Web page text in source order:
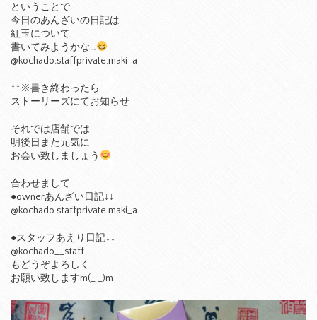
ということで
今日のあんざいの日記は
紅玉について
書いてみようかな…
@kochado.staffprivate.maki_a
↑↑※書き終わったら
ストーリーズにてお知らせ
それでは店舗では
明後日また元気に
お会い致しましょう
合わせまして
●ownerあんざい日記↓↓
@kochado.staffprivate.maki_a
●スタッフあえり日記↓↓
@kochado__staff
もどうぞよろしく
お願い致しますm(_ _)m